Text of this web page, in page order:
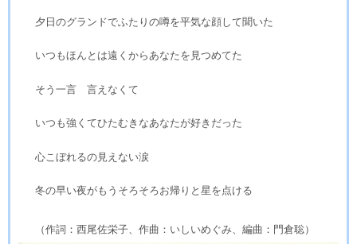
夕日のグランドでふたりの噂を平気な顔して聞いた
いつもほんとは遠くからあなたを見つめてた
そう一言 言えなくて
いつも強くてひたむきなあなたが好きだった
心こぼれるの見えない涙
冬の早い夜がもうそろそろお帰りと星を点ける
（作詞：西尾佐栄子、作曲：いしいめぐみ、編曲：門倉聡）